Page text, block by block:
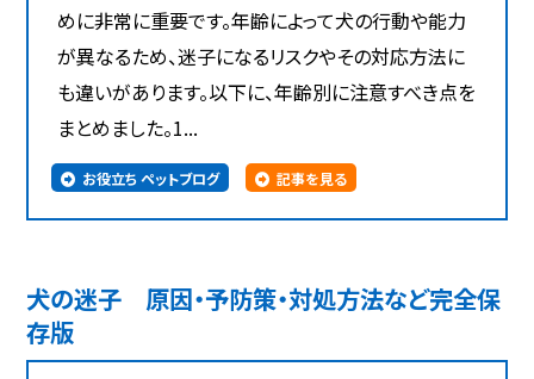
めに非常に重要です。年齢によって犬の行動や能力
が異なるため、迷子になるリスクやその対応方法に
も違いがあります。以下に、年齢別に注意すべき点を
まとめました。1...
お役立ち ペットブログ 記事を見る
犬の迷子 原因・予防策・対処方法など完全保
存版